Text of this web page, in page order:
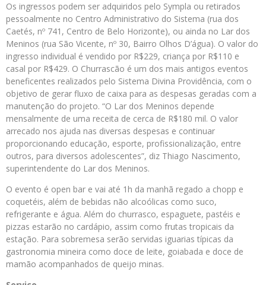
Os ingressos podem ser adquiridos pelo Sympla ou retirados
pessoalmente no Centro Administrativo do Sistema (rua dos
Caetés, nº 741, Centro de Belo Horizonte), ou ainda no Lar dos
Meninos (rua São Vicente, nº 30, Bairro Olhos D’água). O valor do
ingresso individual é vendido por R$229, criança por R$110 e
casal por R$429. O Churrascão é um dos mais antigos eventos
beneficentes realizados pelo Sistema Divina Providência, com o
objetivo de gerar fluxo de caixa para as despesas geradas com a
manutenção do projeto. “O Lar dos Meninos depende
mensalmente de uma receita de cerca de R$180 mil. O valor
arrecado nos ajuda nas diversas despesas e continuar
proporcionando educação, esporte, profissionalização, entre
outros, para diversos adolescentes”, diz Thiago Nascimento,
superintendente do Lar dos Meninos.
O evento é open bar e vai até 1h da manhã regado a chopp e
coquetéis, além de bebidas não alcoólicas como suco,
refrigerante e água. Além do churrasco, espaguete, pastéis e
pizzas estarão no cardápio, assim como frutas tropicais da
estação. Para sobremesa serão servidas iguarias típicas da
gastronomia mineira como doce de leite, goiabada e doce de
mamão acompanhados de queijo minas.